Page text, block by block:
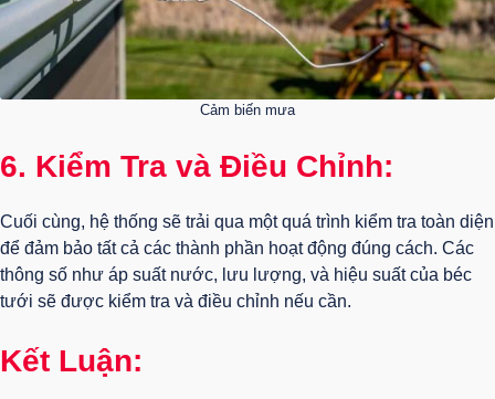
Cảm biến mưa
6. Kiểm Tra và Điều Chỉnh:
Cuối cùng, hệ thống sẽ trải qua một quá trình kiểm tra toàn diện
để đảm bảo tất cả các thành phần hoạt động đúng cách. Các
thông số như áp suất nước, lưu lượng, và hiệu suất của béc
tưới sẽ được kiểm tra và điều chỉnh nếu cần.
Kết Luận: